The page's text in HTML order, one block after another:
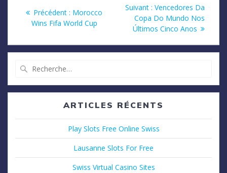
l’article
Précédent : Article
précédent
Morocco
Wins Fifa World Cup
Suivant : Article
suivant
:
Vencedores Da
Copa Do Mundo Nos
Últimos Cinco Anos
:
ARTICLES RÉCENTS
Play Slots Free Online Swiss
Lausanne Slots For Free
Swiss Virtual Casino Sites